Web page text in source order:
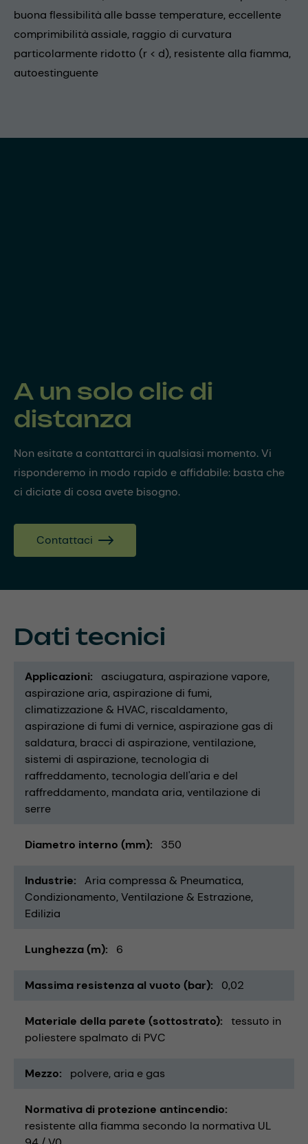
buona flessibilità alle basse temperature, eccellente
comprimibilità assiale, raggio di curvatura
particolarmente ridotto (r < d), resistente alla fiamma,
autoestinguente
A un solo clic di
distanza
Non esitate a contattarci in qualsiasi momento. Vi
risponderemo in modo rapido e affidabile: basta che
ci diciate di cosa avete bisogno.
Contattaci
Dati tecnici
Applicazioni asciugatura aspirazione vapore
aspirazione aria aspirazione di fumi
climatizzazione & HVAC riscaldamento
aspirazione di fumi di vernice aspirazione gas di
saldatura bracci di aspirazione ventilazione
sistemi di aspirazione tecnologia di
raffreddamento tecnologia dell'aria e del
raffreddamento mandata aria ventilazione di
serre
Diametro interno (mm) 350
Industrie
Aria compressa & Pneumatica
Condizionamento, Ventilazione & Estrazione
Edilizia
Lunghezza (m) 6
Massima resistenza al vuoto (bar) 0,02
Materiale della parete (sottostrato)
tessuto in
poliestere spalmato di PVC
Mezzo polvere aria e gas
Normativa di protezione antincendio
resistente alla fiamma secondo la normativa UL